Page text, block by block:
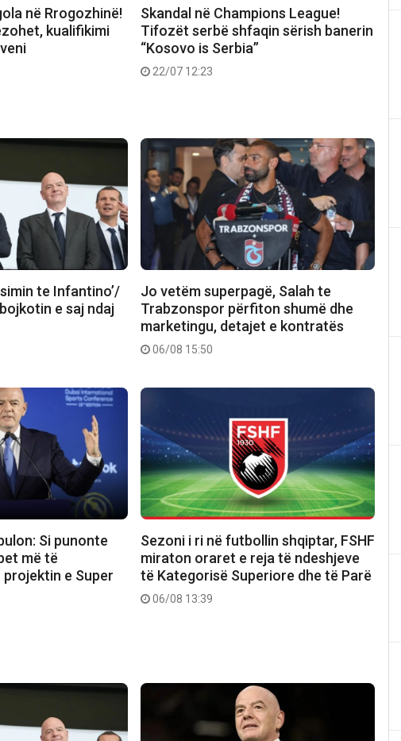
në Rrogozhinë!
kualifikimi
Skandal në Champions League!
Tifozët serbë shfaqin sërish banerin
“Kosovo is Serbia”
22/07 12:23
te Infantino’/
e saj ndaj
Jo vetëm superpagë, Salah te
Trabzonspor përfiton shumë dhe
marketingu, detajet e kontratës
06/08 15:50
Si punonte
më të
e Super
Sezoni i ri në futbollin shqiptar, FSHF
miraton oraret e reja të ndeshjeve
të Kategorisë Superiore dhe të Parë
06/08 13:39